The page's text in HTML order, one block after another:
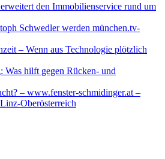
den Immobilienservice rund um
Schwedler werden münchen.tv-
– Wenn aus Technologie plötzlich
Was hilft gegen Rücken- und
– www.fenster-schmidinger.at –
Oberösterreich